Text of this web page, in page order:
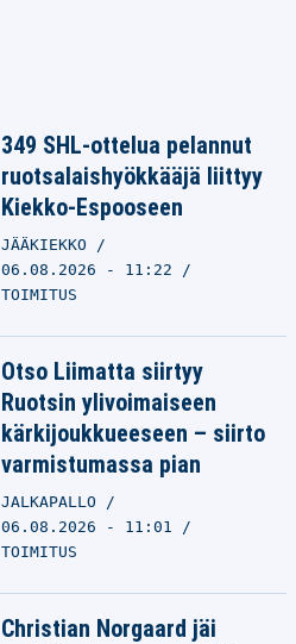
349 SHL-ottelua pelannut
ruotsalaishyökkääjä liittyy
Kiekko-Espooseen
JÄÄKIEKKO
06.08.2026 - 11:22
TOIMITUS
Otso Liimatta siirtyy
Ruotsin ylivoimaiseen
kärkijoukkueeseen – siirto
varmistumassa pian
JALKAPALLO
06.08.2026 - 11:01
TOIMITUS
Christian Norgaard jäi